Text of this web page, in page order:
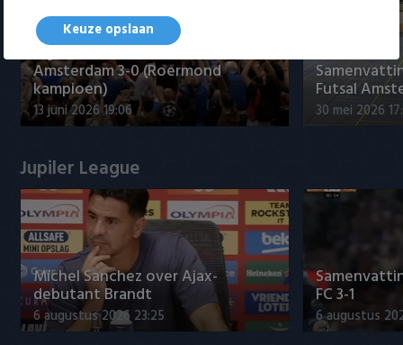
Tigers Roermond - Futsal
Amsterdam 3-0 (Roermond
kampioen)
13 juni 2026 19:06
Futsal
30 mei 2026
Jupiler League
Míchel Sanchez over Ajax-
debutant Brandt
6 augustus 2026 23:25
FC 3-1
6 augustus
Keuze opslaan